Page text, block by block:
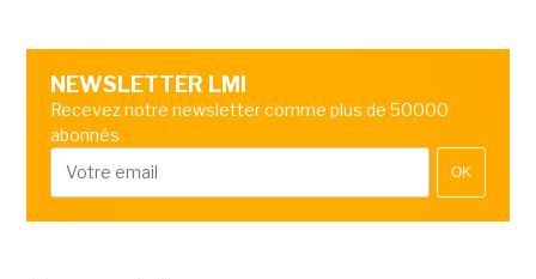
NEWSLETTER LMI
Recevez notre newsletter comme plus de 50000
abonnés
OK